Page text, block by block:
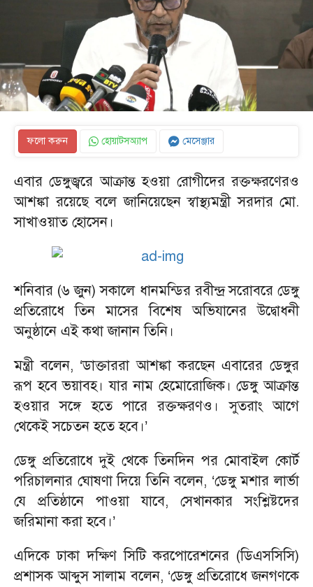
ফলো করুন হোয়াটসঅ্যাপ মেসেঞ্জার
এবার ডেঙ্গুজ্বরে আক্রান্ত হওয়া রোগীদের রক্তক্ষরণেরও
আশঙ্কা রয়েছে বলে জানিয়েছেন স্বাস্থ্যমন্ত্রী সরদার মো.
সাখাওয়াত হোসেন।
শনিবার (৬ জুন) সকালে ধানমন্ডির রবীন্দ্র সরোবরে ডেঙ্গু
প্রতিরোধে তিন মাসের বিশেষ অভিযানের উদ্বোধনী
অনুষ্ঠানে এই কথা জানান তিনি।
মন্ত্রী বলেন, ‘ডাক্তাররা আশঙ্কা করছেন এবারের ডেঙ্গুর
রূপ হবে ভয়াবহ। যার নাম হেমোরোজিক। ডেঙ্গু আক্রান্ত
হওয়ার সঙ্গে হতে পারে রক্তক্ষরণও। সুতরাং আগে
থেকেই সচেতন হতে হবে।’
ডেঙ্গু প্রতিরোধে দুই থেকে তিনদিন পর মোবাইল কোর্ট
পরিচালনার ঘোষণা দিয়ে তিনি বলেন, ‘ডেঙ্গু মশার লার্ভা
যে প্রতিষ্ঠানে পাওয়া যাবে, সেখানকার সংশ্লিষ্টদের
জরিমানা করা হবে।’
এদিকে ঢাকা দক্ষিণ সিটি করপোরেশনের (ডিএসসিসি)
প্রশাসক আব্দুস সালাম বলেন, ‘ডেঙ্গু প্রতিরোধে জনগণকে